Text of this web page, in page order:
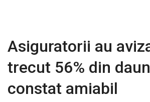
Asiguratorii au
trecut 56% din
constat amiabil